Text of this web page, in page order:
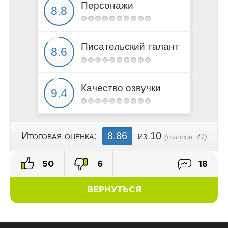
Персонажи
Писательский талант
Качество озвучки
Итоговая оценка: 8.86 из 10 (голосов: 41)
ВЕРНУТЬСЯ
50 6 18